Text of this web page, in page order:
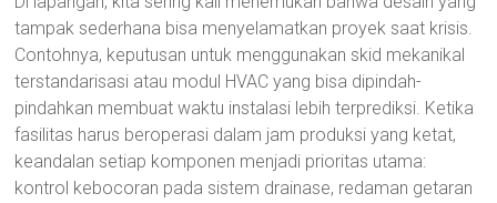
tampak sederhana bisa menyelamatkan proyek saat krisis.
Contohnya, keputusan untuk menggunakan skid mekanikal
terstandarisasi atau modul HVAC yang bisa dipindah-
pindahkan membuat waktu instalasi lebih terprediksi. Ketika
fasilitas harus beroperasi dalam jam produksi yang ketat,
keandalan setiap komponen menjadi prioritas utama:
kontrol kebocoran pada sistem drainase, redaman getaran